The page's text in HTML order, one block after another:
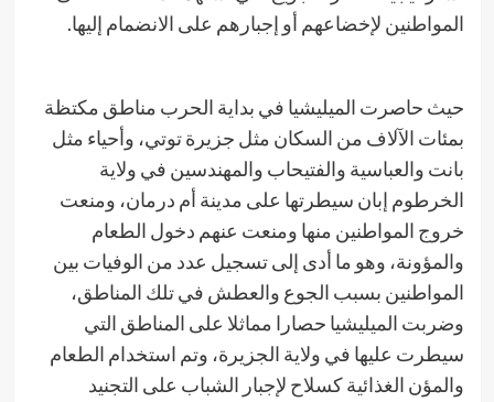
المواطنين لإخضاعهم أو إجبارهم على الانضمام إليها.
حيث حاصرت الميليشيا في بداية الحرب مناطق مكتظة
بمئات الآلاف من السكان مثل جزيرة توتي، وأحياء مثل
بانت والعباسية والفتيحاب والمهندسين في ولاية
الخرطوم إبان سيطرتها على مدينة أم درمان، ومنعت
خروج المواطنين منها ومنعت عنهم دخول الطعام
والمؤونة، وهو ما أدى إلى تسجيل عدد من الوفيات بين
المواطنين بسبب الجوع والعطش في تلك المناطق،
وضربت الميليشيا حصارا مماثلا على المناطق التي
سيطرت عليها في ولاية الجزيرة، وتم استخدام الطعام
والمؤن الغذائية كسلاح لإجبار الشباب على التجنيد